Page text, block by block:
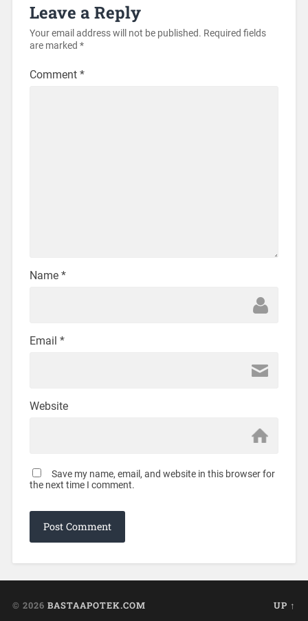
Leave a Reply
Your email address will not be published. Required fields
are marked *
Comment *
Name *
Email *
Website
Save my name, email, and website in this browser for
the next time I comment.
© 2026 BASTAAPOTEK.COM UP ↑